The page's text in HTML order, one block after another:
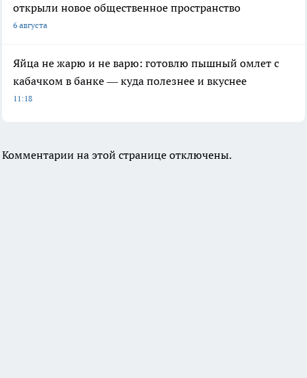
открыли новое общественное пространство
6 августа
Яйца не жарю и не варю: готовлю пышный омлет с
кабачком в банке — куда полезнее и вкуснее
11:18
Комментарии на этой странице отключены.